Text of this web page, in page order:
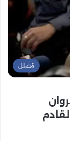
مُضلل